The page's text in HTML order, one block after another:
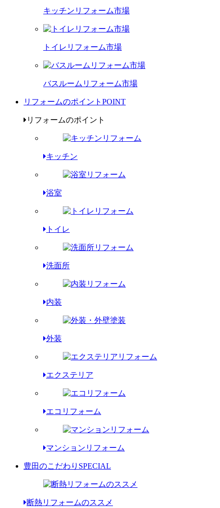
キッチンリフォーム市場
トイレリフォーム市場
バスルームリフォーム市場
リフォームのポイント POINT
リフォームのポイント
キッチン
浴室
トイレ
洗面所
内装
外装
エクステリア
エコリフォーム
マンションリフォーム
豊田のこだわり SPECIAL
断熱リフォームのススメ